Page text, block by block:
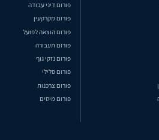
פורום דיני עבודה
פורום מקרקעין
פורום הוצאה לפועל
פורום תעבורה
פורום נזקי גוף
פורום פלילי
פורום צרכנות
פורום מיסים